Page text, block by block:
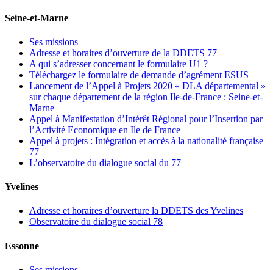
Seine-et-Marne
Ses missions
Adresse et horaires d’ouverture de la DDETS 77
A qui s’adresser concernant le formulaire U1 ?
Téléchargez le formulaire de demande d’agrément ESUS
Lancement de l’Appel à Projets 2020 « DLA départemental »
sur chaque département de la région Ile-de-France : Seine-et-
Marne
Appel à Manifestation d’Intérêt Régional pour l’Insertion par
l’Activité Economique en Ile de France
Appel à projets : Intégration et accès à la nationalité française
77
L’observatoire du dialogue social du 77
Yvelines
Adresse et horaires d’ouverture la DDETS des Yvelines
Observatoire du dialogue social 78
Essonne